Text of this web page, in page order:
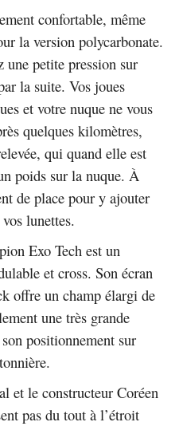
confortable, même
la version polycarbonate.
une petite pression sur
la suite. Vos joues
et votre nuque ne vous
quelques kilomètres,
qui quand elle est
poids sur la nuque. À
de place pour y ajouter
lunettes.
Exo Tech est un
et cross. Son écran
offre un champ élargi de
une très grande
positionnement sur
et le constructeur Coréen
pas du tout à l’étroit